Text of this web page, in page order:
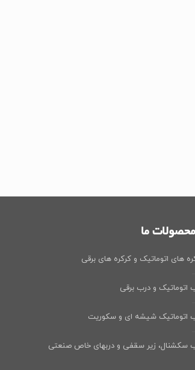
ما
های اتوماتیک و کرکره های برقی
اتوماتیک و درب برقی
اتوماتیک شیشه ای و سکوریت
سکشنال، زیر سقفی و دربهای خاص صنعتی